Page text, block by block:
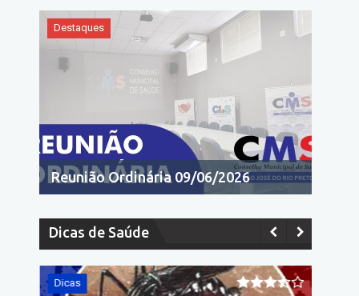
Destaques
Reunião Ordinária 09/06/2026
Dicas de Saúde
Dicas